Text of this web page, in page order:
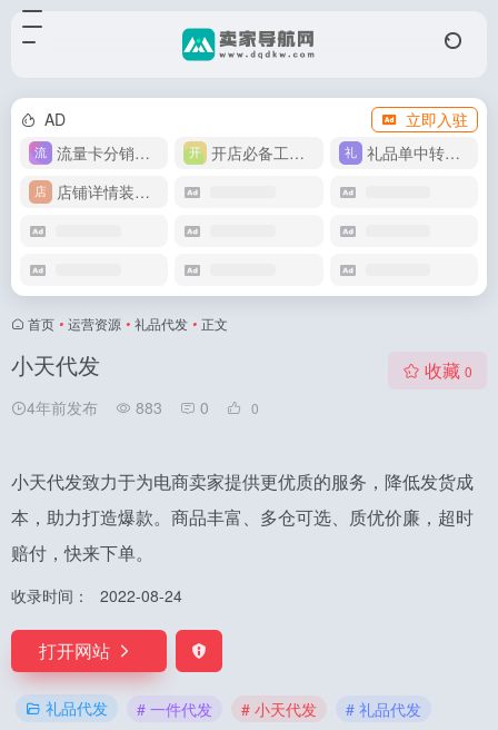
AD
立即入驻
流量卡分销代理
开店必备工具箱
礼品单中转同步单
店铺详情装修模版
首页 • 运营资源 • 礼品代发 • 正文
小天代发
4年前发布 883 0 0
收藏 0
小天代发致力于为电商卖家提供更优质的服务，降低发货成
本，助力打造爆款。商品丰富、多仓可选、质优价廉，超时
赔付，快来下单。
收录时间： 2022-08-24
打开网站
礼品代发 # 一件代发 # 小天代发
# 礼品代发